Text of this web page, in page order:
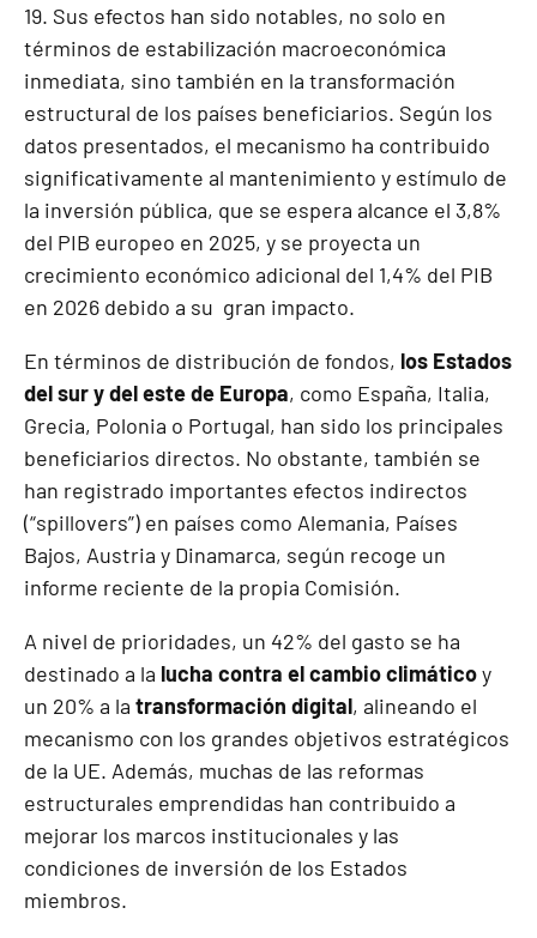
19. Sus efectos han sido notables, no solo en
términos de estabilización macroeconómica
inmediata, sino también en la transformación
estructural de los países beneficiarios. Según los
datos presentados, el mecanismo ha contribuido
significativamente al mantenimiento y estímulo de
la inversión pública, que se espera alcance el 3,8%
del PIB europeo en 2025, y se proyecta un
crecimiento económico adicional del 1,4% del PIB
en 2026 debido a su gran impacto.
En términos de distribución de fondos, los Estados
del sur y del este de Europa, como España, Italia,
Grecia, Polonia o Portugal, han sido los principales
beneficiarios directos. No obstante, también se
han registrado importantes efectos indirectos
(“spillovers”) en países como Alemania, Países
Bajos, Austria y Dinamarca, según recoge un
informe reciente de la propia Comisión.
A nivel de prioridades, un 42% del gasto se ha
destinado a la lucha contra el cambio climáticoy
un 20% a la transformación digital, alineando el
mecanismo con los grandes objetivos estratégicos
de la UE. Además, muchas de las reformas
estructurales emprendidas han contribuido a
mejorar los marcos institucionales y las
condiciones de inversión de los Estados
miembros.